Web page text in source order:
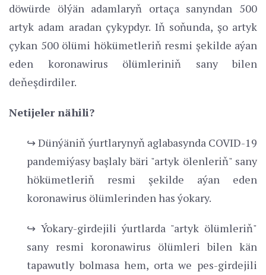
döwürde ölýän adamlaryň ortaça sanyndan 500
artyk adam aradan çykypdyr. Iň soňunda, şo artyk
çykan 500 ölümi hökümetleriň resmi şekilde aýan
eden koronawirus ölümleriniň sany bilen
deňeşdirdiler.
Netijeler nähili?
↪ Dünýäniň ýurtlarynyň aglabasynda COVID-19
pandemiýasy başlaly bäri "artyk ölenleriň" sany
hökümetleriň resmi şekilde aýan eden
koronawirus ölümlerinden has ýokary.
↪ Ýokary-girdejili ýurtlarda "artyk ölümleriň"
sany resmi koronawirus ölümleri bilen kän
tapawutly bolmasa hem, orta we pes-girdejili